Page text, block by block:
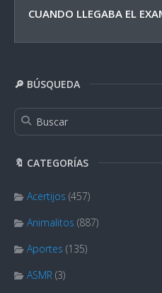
CUANDO LLEGABA EL
🔎 BÚSQUEDA
🔖 CATEGORÍAS
Acertijos (457)
Animalitos (887)
Aportes (135)
ASMR (3)